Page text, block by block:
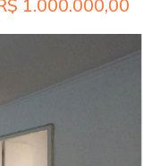
1.000.000,00